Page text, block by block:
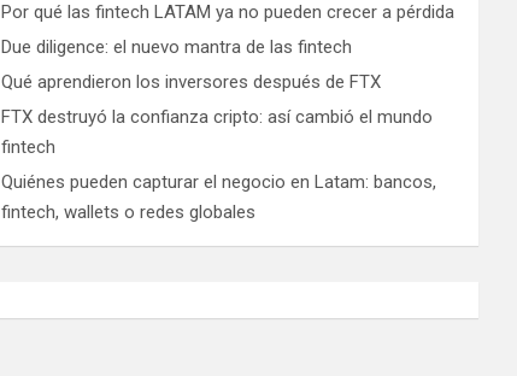
Por qué las fintech LATAM ya no pueden crecer a pérdida
Due diligence: el nuevo mantra de las fintech
Qué aprendieron los inversores después de FTX
FTX destruyó la confianza cripto: así cambió el mundo
fintech
Quiénes pueden capturar el negocio en Latam: bancos,
fintech, wallets o redes globales